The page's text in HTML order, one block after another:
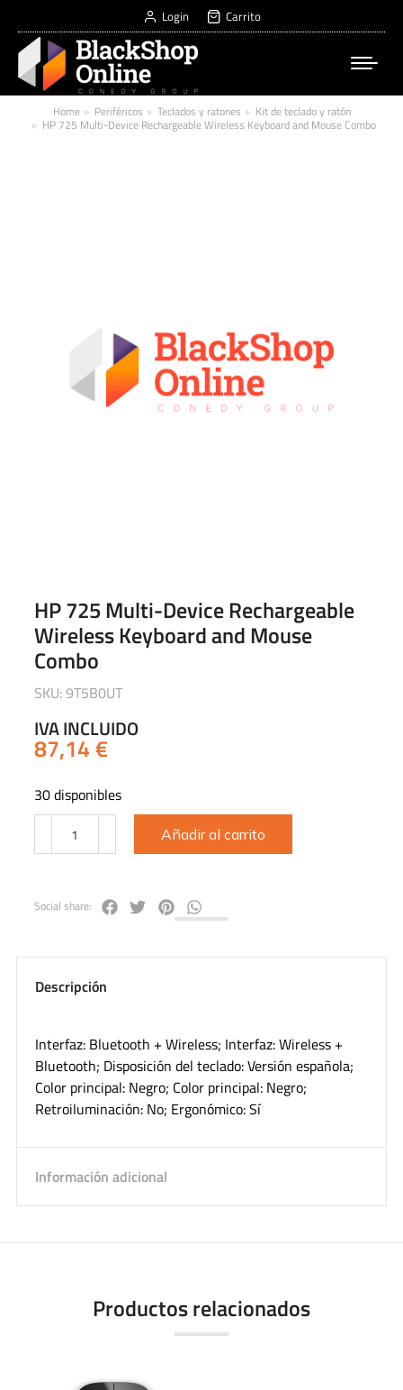
Login Carrito
You are here:
Home Periféricos Teclados y ratones Kit de teclado y ratón
HP 725 Multi-Device Rechargeable Wireless Keyboard and Mouse Combo
HP 725 Multi-Device Rechargeable
Wireless Keyboard and Mouse
Combo
SKU: 9T5B0UT
IVA INCLUIDO
87,14€
30 disponibles
Añadir al carrito
Social share:
Descripción
Interfaz: Bluetooth + Wireless; Interfaz: Wireless +
Bluetooth; Disposición del teclado: Versión española;
Color principal: Negro; Color principal: Negro;
Retroiluminación: No; Ergonómico: Sí
Información adicional
Productos relacionados